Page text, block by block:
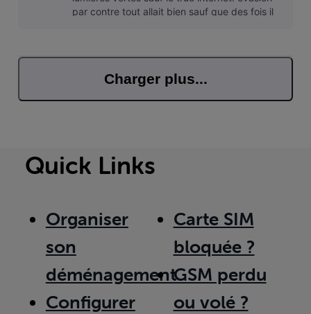
par contre tout allait bien sauf que des fois il
Charger plus...
Quick Links
Organiser
son
déménagement
Configurer
Carte SIM
bloquée ?
GSM perdu
ou volé ?